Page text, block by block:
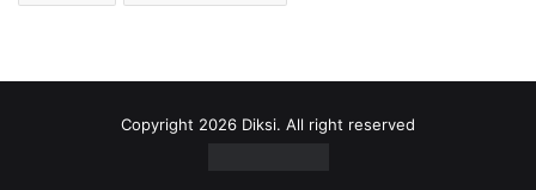
Copyright 2026 Diksi. All right reserved